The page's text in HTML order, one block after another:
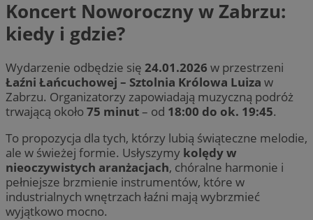
Koncert Noworoczny w Zabrzu:
kiedy i gdzie?
Wydarzenie odbędzie się 24.01.2026 w przestrzeni
Łaźni Łańcuchowej – Sztolnia Królowa Luiza w
Zabrzu. Organizatorzy zapowiadają muzyczną podróż
trwającą około75 minut– od 18:00 do ok. 19:45.
To propozycja dla tych, którzy lubią świąteczne melodie,
ale w świeżej formie. Usłyszymy kolędy w
nieoczywistych aranżacjach, chóralne harmonie i
pełniejsze brzmienie instrumentów, które w
industrialnych wnętrzach łaźni mają wybrzmieć
wyjątkowo mocno.